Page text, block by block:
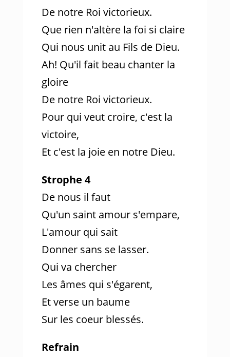
De notre Roi victorieux.
Que rien n'altère la foi si claire
Qui nous unit au Fils de Dieu.
Ah! Qu'il fait beau chanter la
gloire
De notre Roi victorieux.
Pour qui veut croire, c'est la
victoire,
Et c'est la joie en notre Dieu.
Strophe 4
De nous il faut
Qu'un saint amour s'empare,
L'amour qui sait
Donner sans se lasser.
Qui va chercher
Les âmes qui s'égarent,
Et verse un baume
Sur les coeur blessés.
Refrain